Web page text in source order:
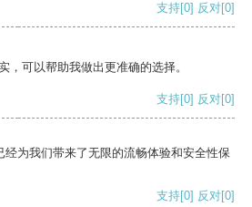
支持[0] 反对[0]
，可以帮助我做出更准确的选择。
支持[0] 反对[0]
为我们带来了无限的流畅体验和安全性保
支持[0] 反对[0]